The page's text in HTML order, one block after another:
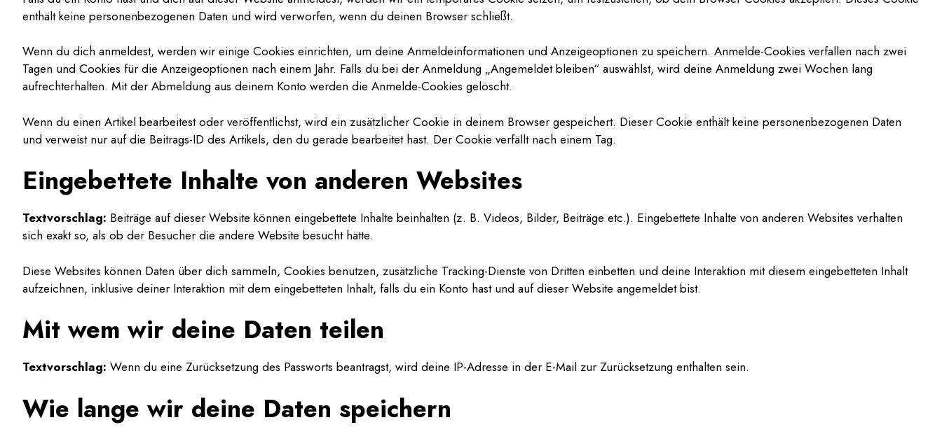
enthält keine personenbezogenen Daten und wird verworfen, wenn du deinen Browser schließt.
Wenn du dich anmeldest, werden wir einige Cookies einrichten, um deine Anmeldeinformationen und Anzeigeoptionen zu speichern. Anmelde-Cookies verfallen nach zwei
Tagen und Cookies für die Anzeigeoptionen nach einem Jahr. Falls du bei der Anmeldung „Angemeldet bleiben“ auswählst, wird deine Anmeldung zwei Wochen lang
aufrechterhalten. Mit der Abmeldung aus deinem Konto werden die Anmelde-Cookies gelöscht.
Wenn du einen Artikel bearbeitest oder veröffentlichst, wird ein zusätzlicher Cookie in deinem Browser gespeichert. Dieser Cookie enthält keine personenbezogenen Daten
und verweist nur auf die Beitrags-ID des Artikels, den du gerade bearbeitet hast. Der Cookie verfällt nach einem Tag.
Eingebettete Inhalte von anderen Websites
Textvorschlag: Beiträge auf dieser Website können eingebettete Inhalte beinhalten (z. B. Videos, Bilder, Beiträge etc.). Eingebettete Inhalte von anderen Websites verhalten
sich exakt so, als ob der Besucher die andere Website besucht hätte.
Diese Websites können Daten über dich sammeln, Cookies benutzen, zusätzliche Tracking-Dienste von Dritten einbetten und deine Interaktion mit diesem eingebetteten Inhalt
aufzeichnen, inklusive deiner Interaktion mit dem eingebetteten Inhalt, falls du ein Konto hast und auf dieser Website angemeldet bist.
Mit wem wir deine Daten teilen
Textvorschlag: Wenn du eine Zurücksetzung des Passworts beantragst, wird deine IP-Adresse in der E-Mail zur Zurücksetzung enthalten sein.
Wie lange wir deine Daten speichern